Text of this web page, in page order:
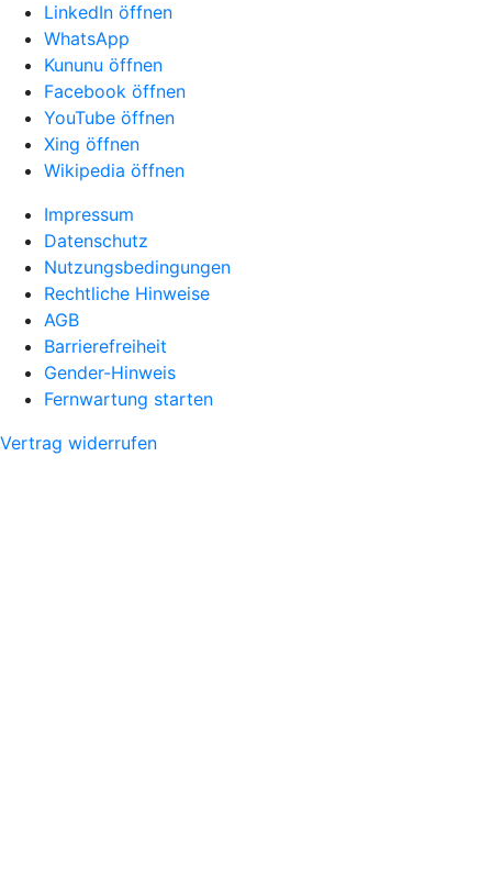
LinkedIn öffnen
WhatsApp
Kununu öffnen
Facebook öffnen
YouTube öffnen
Xing öffnen
Wikipedia öffnen
Impressum
Datenschutz
Nutzungsbedingungen
Rechtliche Hinweise
AGB
Barrierefreiheit
Gender-Hinweis
Fernwartung starten
Vertrag widerrufen